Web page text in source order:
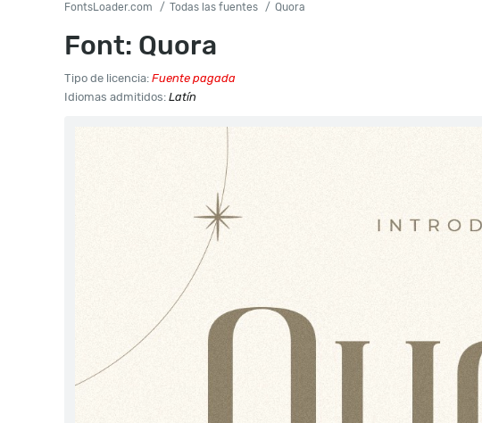
FontsLoader.com Todas las fuentes Quora
Font: Quora
Tipo de licencia: Fuente pagada
Idiomas admitidos: Latín